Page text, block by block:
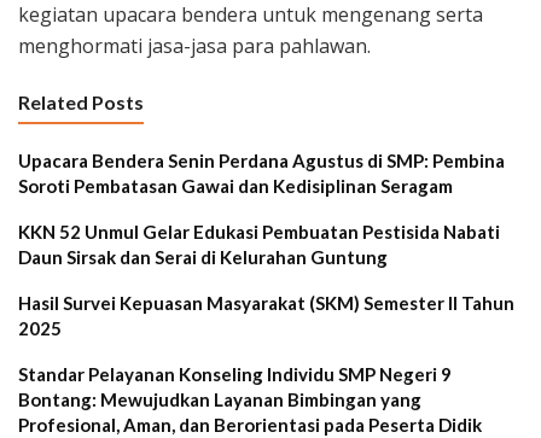
kegiatan upacara bendera untuk mengenang serta
menghormati jasa-jasa para pahlawan.
Related Posts
Upacara Bendera Senin Perdana Agustus di SMP: Pembina
Soroti Pembatasan Gawai dan Kedisiplinan Seragam
KKN 52 Unmul Gelar Edukasi Pembuatan Pestisida Nabati
Daun Sirsak dan Serai di Kelurahan Guntung
Hasil Survei Kepuasan Masyarakat (SKM) Semester II Tahun
2025
Standar Pelayanan Konseling Individu SMP Negeri 9
Bontang: Mewujudkan Layanan Bimbingan yang
Profesional, Aman, dan Berorientasi pada Peserta Didik